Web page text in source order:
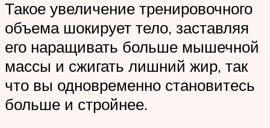
Такое увеличение тренировочного
объема шокирует тело, заставляя
его наращивать больше мышечной
массы и сжигать лишний жир, так
что вы одновременно становитесь
больше и стройнее.